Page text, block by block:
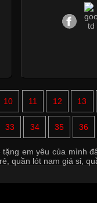
10 11 12 13
33 34 35 36
em yêu của mình
quần lót nam giá sỉ